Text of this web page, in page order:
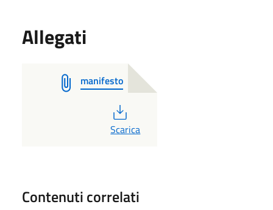
Allegati
manifesto
PDF
Scarica
Contenuti correlati